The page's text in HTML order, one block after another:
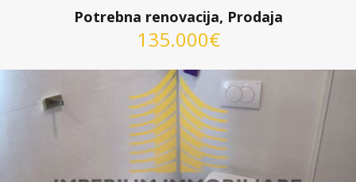
Potrebna renovacija, Prodaja
135.000€